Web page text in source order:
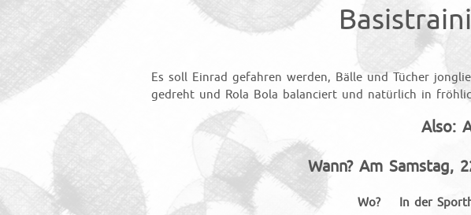
Es soll Einrad gefahren werden, Bälle und Tücher
gedreht und Rola Bola balanciert und natürlich in
Also:
Wann? Am Samstag,
Wo? In der